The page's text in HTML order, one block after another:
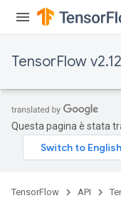
TensorFlow
Questa pagina è stata
TensorFlow API